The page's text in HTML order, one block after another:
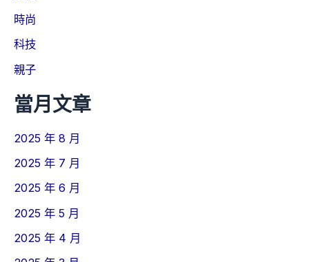
時尚
科技
親子
當月文章
2025 年 8 月
2025 年 7 月
2025 年 6 月
2025 年 5 月
2025 年 4 月